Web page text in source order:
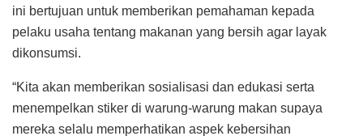
ini bertujuan untuk memberikan pemahaman kepada
pelaku usaha tentang makanan yang bersih agar layak
dikonsumsi.
“Kita akan memberikan sosialisasi dan edukasi serta
menempelkan stiker di warung-warung makan supaya
mereka selalu memperhatikan aspek kebersihan